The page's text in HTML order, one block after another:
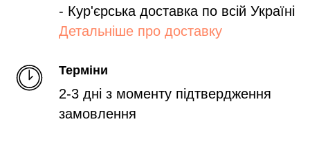
- Кур'єрська доставка по всій Україні
Детальніше про доставку
Терміни
2-3 дні з моменту підтвердження
замовлення